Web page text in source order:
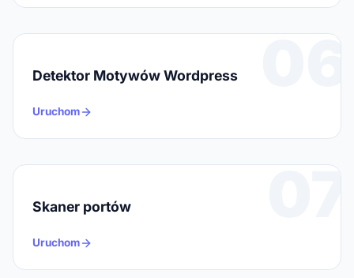
06
Detektor Motywów Wordpress
Uruchom
07
Skaner portów
Uruchom